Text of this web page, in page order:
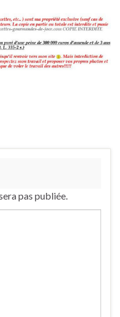
pas publiée.